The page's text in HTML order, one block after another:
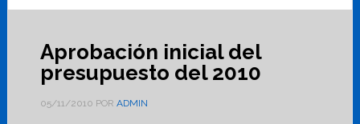
Aprobación inicial del
presupuesto del 2010
05/11/2010 POR ADMIN